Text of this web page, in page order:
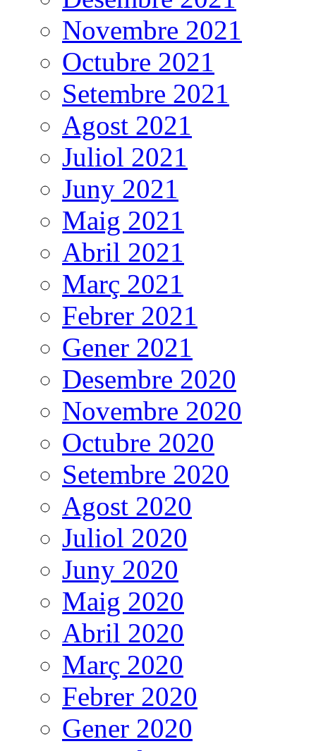
Novembre 2021
Octubre 2021
Setembre 2021
Agost 2021
Juliol 2021
Juny 2021
Maig 2021
Abril 2021
Març 2021
Febrer 2021
Gener 2021
Desembre 2020
Novembre 2020
Octubre 2020
Setembre 2020
Agost 2020
Juliol 2020
Juny 2020
Maig 2020
Abril 2020
Març 2020
Febrer 2020
Gener 2020